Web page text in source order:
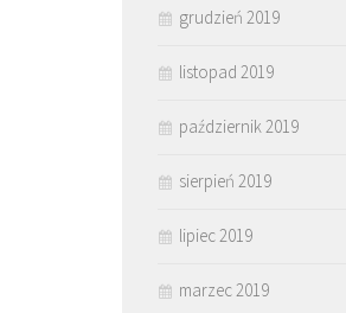
grudzień 2019
listopad 2019
październik 2019
sierpień 2019
lipiec 2019
marzec 2019